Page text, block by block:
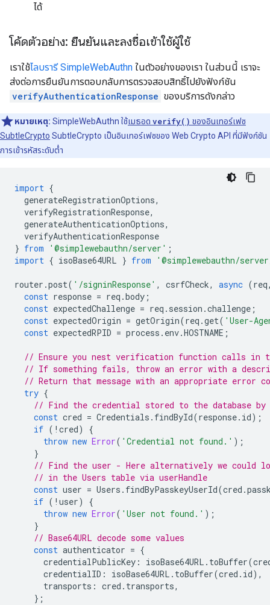
ได้
โค้ดตัวอย่าง: ยืนยันและลงชื่อเข้าใช้ผู้ใช้
เราใช้ไลบรารี SimpleWebAuthn ในตัวอย่างของเรา ในส่วนนี้ เราจะ
ส่งต่อการยืนยันการตอบกลับการตรวจสอบสิทธิ์ไปยังฟังก์ชัน
verifyAuthenticationResponse ของบริการดังกล่าว
หมายเหตุ: SimpleWebAuthn ใช้เมธอด verify() ของอินเทอร์เฟซ
SubtleCrypto SubtleCrypto เป็นอินเทอร์เฟซของ Web Crypto API ที่มีฟังก์ชัน
การเข้ารหัสระดับต่ำ
import {
generateRegistrationOptions,
verifyRegistrationResponse,
generateAuthenticationOptions,
verifyAuthenticationResponse
} from '@simplewebauthn/server' ;
import { isoBase64URL } from '@simplewebauthn/
router .post( '/signinResponse' , csrfCheck, async (req
const response = req .body ;
const expectedChallenge = req . session .challenge ;
const expectedOrigin = getOrigin(req .get( 'User-
const expectedRPID = process . env.HOSTNAME ;
// Ensure you nest verification function calls in
// If something fails, throw an error with a
// Return that message with an appropriate error
try {
// Find the credential stored to the database
const cred = Credentials . findById(response. id);
if ( ! cred)
{
throw new Error( 'Credential not found.' );
}
// Find the user - Here alternatively we could
// in the Users table via userHandle
const user = Users . findByPasskeyUserId(cred .
if ( ! user)
{
throw new Error( 'User not found.' );
}
// Base64URL decode some values
const authenticator = {
credentialPublicKey : isoBase64URL . toBuffer(
credentialID : isoBase64URL . toBuffer(cred . id),
transports : cred . transports,
};